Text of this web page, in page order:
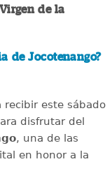
de la
de Jocotenango?
este sábado
disfrutar del
, una de las
en honor a la